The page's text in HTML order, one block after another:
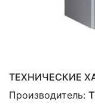
ТЕХНИЧЕСКИЕ
Производитель: